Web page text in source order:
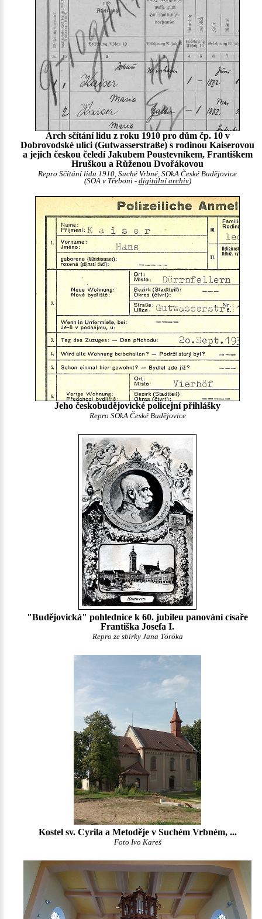
Arch sčítání lidu z roku 1910 pro dům čp. 10 v
Dobrovodské ulici (Gutwasserstraße) s rodinou Kaiserovou
a jejich českou čeledí Jakubem Poustevníkem, Františkem
Hruškou a Růženou Dvořákovou
Repro Sčítání lidu 1910, Suché Vrbné, SOkA České Budějovice
(SOA v Třeboni - digitální archiv)
Jeho českobudějovické policejní přihlášky
Repro SOkA České Budějovice
"Budějovická" pohlednice k 60. jubileu panování císaře
Františka Josefa I.
Repro ze sbírky Jana Töröka
Kostel sv. Cyrila a Metoděje v Suchém Vrbném, ...
Foto Ivo Kareš